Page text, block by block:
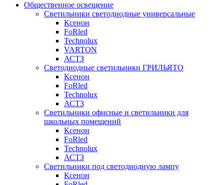
Общественное освещение
Светильники светодиодные универсальные
Ксенон
FoRled
Technolux
VARTON
АСТЗ
Светодиодные светильники ГРИЛЬЯТО
Ксенон
FoRled
Technolux
АСТЗ
Светильники офисные и светильники для
школьных помещений
Ксенон
FoRled
Technolux
АСТЗ
Светильники под светодиодную лампу
Ксенон